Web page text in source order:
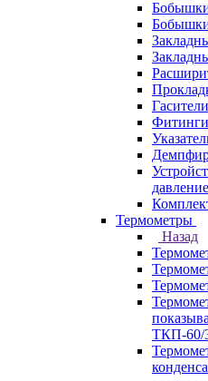
Фитинги
Термометры
Назад
ТКП-60/